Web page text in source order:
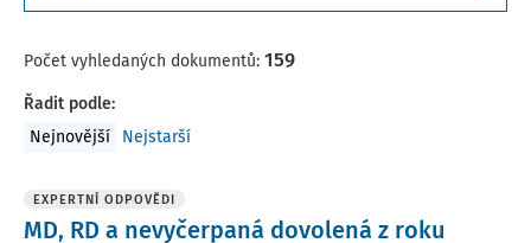
Počet vyhledaných dokumentů: 159
Řadit podle:
Nejnovější
Nejstarší
EXPERTNÍ ODPOVĚDI
MD, RD a nevyčerpaná dovolená z roku